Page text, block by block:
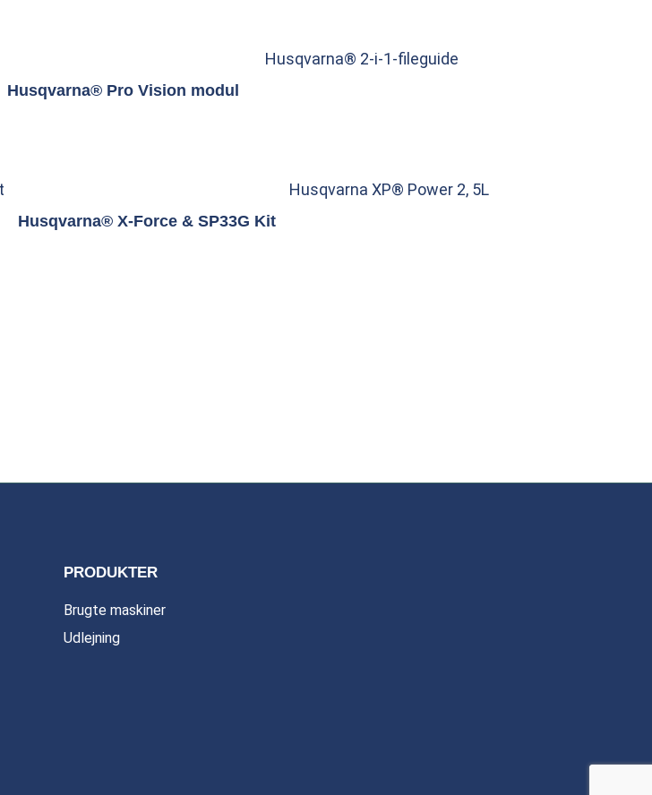
Husqvarna® Pro Vision modul
Husqvarna® 2-i-1-fileguide
Husqvarna® X-Force & SP33G Kit
Husqvarna XP® Power 2, 5L
PRODUKTER
Brugte maskiner
Udlejning